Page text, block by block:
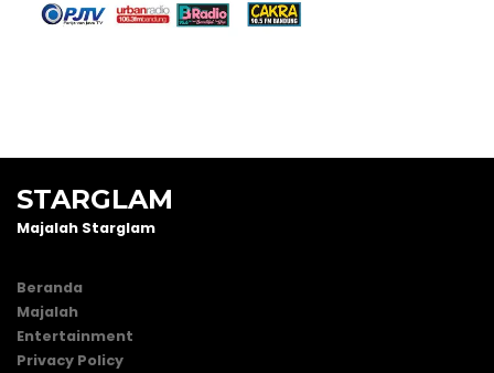
STARGLAM
Majalah Starglam
Beranda
Majalah
Entertainment
Privacy Policy